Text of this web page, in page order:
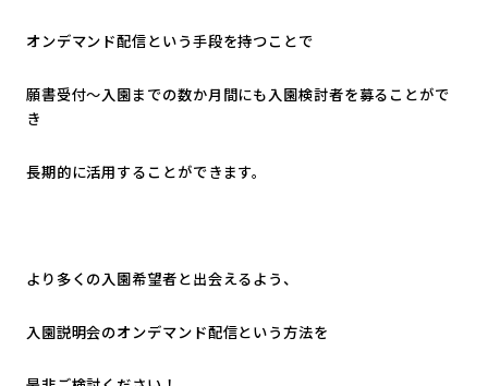
オンデマンド配信という手段を持つことで
願書受付～入園までの数か月間にも入園検討者を募ることがで
き
長期的に活用することができます。
より多くの入園希望者と出会えるよう、
入園説明会のオンデマンド配信という方法を